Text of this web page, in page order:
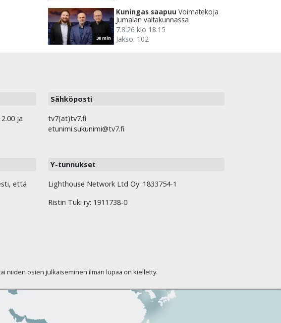
30 min
Kuningas saapuu Voimatekoja
Jumalan valtakunnassa
7.8.26 klo 18.15
Jakso: 102
ja
Sähköposti
tv7(at)tv7.fi
etunimi.sukunimi@tv7.fi
että
Y-tunnukset
Lighthouse Network Ltd Oy: 1833754-1
Ristin Tuki ry: 1911738-0
niiden osien julkaiseminen ilman lupaa on kielletty.